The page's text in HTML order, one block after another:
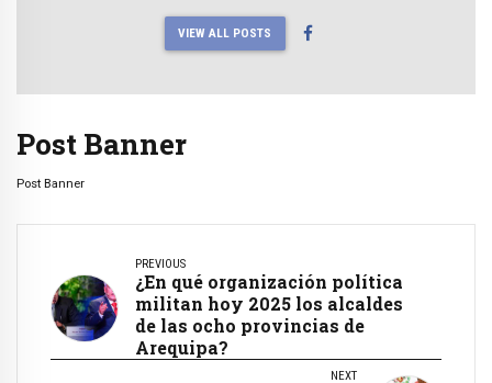
VIEW ALL POSTS
Post Banner
Post Banner
PREVIOUS
¿En qué organización política
militan hoy 2025 los alcaldes
de las ocho provincias de
Arequipa?
NEXT